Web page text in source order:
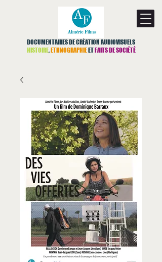
DOCUMENTAIRES DE CRÉATION AUDIOVISUELS
HISTOIRE, ETHNOGRAPHIE ET FAITS DE SOCIÉTÉ